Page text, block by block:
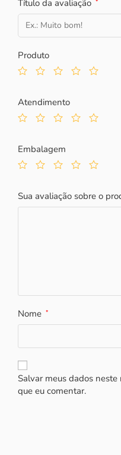
Título da avaliação
Produto
Atendimento
Embalagem
Sua avaliação sobre o
Nome *
Salvar meus dados
que eu comentar.